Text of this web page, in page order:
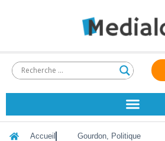
Accueil Gourdon, Politique